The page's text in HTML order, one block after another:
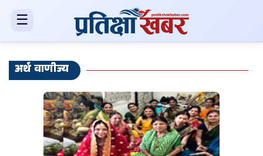
☰
अर्थ वाणीज्य